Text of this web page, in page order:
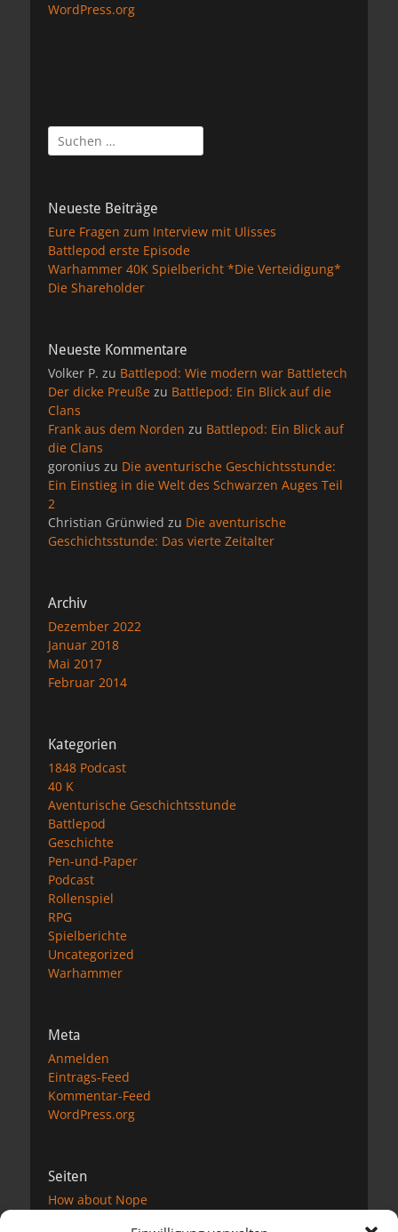
WordPress.org
Suchen
nach:
Neueste Beiträge
Eure Fragen zum Interview mit Ulisses
Battlepod erste Episode
Warhammer 40K Spielbericht *Die Verteidigung*
Die Shareholder
Neueste Kommentare
Volker P. zu Battlepod: Wie modern war Battletech
Der dicke Preuße zu Battlepod: Ein Blick auf die
Clans
Frank aus dem Norden zu Battlepod: Ein Blick auf
die Clans
goronius zu Die aventurische Geschichtsstunde:
Ein Einstieg in die Welt des Schwarzen Auges Teil
2
Christian Grünwied zu Die aventurische
Geschichtsstunde: Das vierte Zeitalter
Archiv
Dezember 2022
Januar 2018
Mai 2017
Februar 2014
Kategorien
1848 Podcast
40 K
Aventurische Geschichtsstunde
Battlepod
Geschichte
Pen-und-Paper
Podcast
Rollenspiel
RPG
Spielberichte
Uncategorized
Warhammer
Meta
Anmelden
Eintrags-Feed
Kommentar-Feed
WordPress.org
Seiten
How about Nope